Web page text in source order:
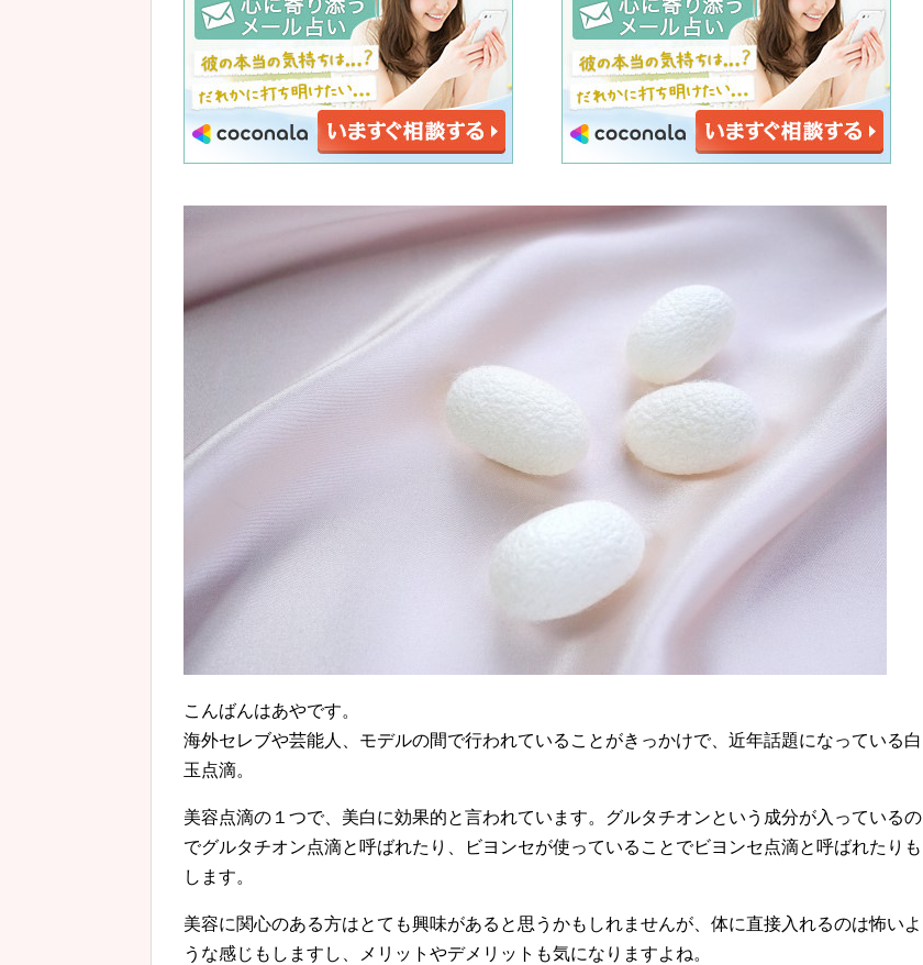
こんばんはあやです。
海外セレブや芸能人、モデルの間で行われていることがきっかけで、近年話題になっている白
玉点滴。
美容点滴の１つで、美白に効果的と言われています。グルタチオンという成分が入っているの
でグルタチオン点滴と呼ばれたり、ビヨンセが使っていることでビヨンセ点滴と呼ばれたりも
します。
美容に関心のある方はとても興味があると思うかもしれませんが、体に直接入れるのは怖いよ
うな感じもしますし、メリットやデメリットも気になりますよね。